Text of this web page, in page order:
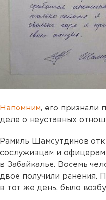
Напомним, его признали
деле о неуставных
Рамиль Шамсутдинов
сослуживцам и
в Забайкалье. Восемь
двое получили ранения.
в тот же день, было